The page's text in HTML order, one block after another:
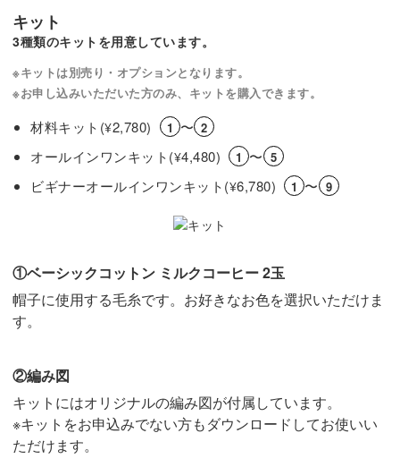
キット
3種類のキットを用意しています。
※キットは別売り・オプションとなります。
※お申し込みいただいた方のみ、キットを購入できます。
材料キット(¥2,780) 1 〜 2
オールインワンキット(¥4,480) 1 〜 5
ビギナーオールインワンキット(¥6,780) 1 〜 9
①ベーシックコットン ミルクコーヒー 2玉
帽子に使用する毛糸です。お好きなお色を選択いただけま
す。
②編み図
キットにはオリジナルの編み図が付属しています。
※キットをお申込みでない方もダウンロードしてお使いい
ただけます。